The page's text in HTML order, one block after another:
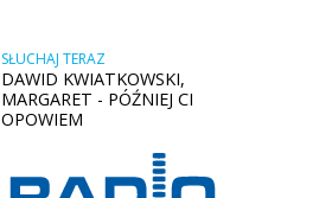
SŁUCHAJ TERAZ
DAWID KWIATKOWSKI,
MARGARET - PÓŹNIEJ CI
OPOWIEM